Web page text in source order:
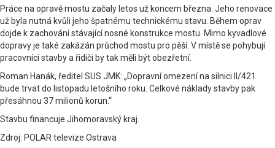
Práce na opravě mostu začaly letos už koncem března. Jeho renovace
už byla nutná kvůli jeho špatnému technickému stavu. Během oprav
dojde k zachování stávající nosné konstrukce mostu. Mimo kyvadlové
dopravy je také zakázán průchod mostu pro pěší. V místě se pohybují
pracovníci stavby a řidiči by tak měli být obezřetní.
Roman Hanák, ředitel SUS JMK: „Dopravní omezení na silnici II/421
bude trvat do listopadu letošního roku. Celkové náklady stavby pak
přesáhnou 37 milionů korun.“
Stavbu financuje Jihomoravský kraj.
Zdroj: POLAR televize Ostrava